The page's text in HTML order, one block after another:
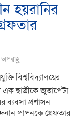
হয়রানির
বিশ্ববিদ্যালয়ের
এক ছাত্রীকে জুতাপেটা
ব্যবসা প্রশাসন
পাপনকে গ্রেফতার